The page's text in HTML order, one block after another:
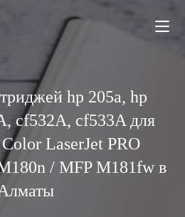
hp 205a, hp
cf532A, cf533A для
LaserJet PRO
/ MFP M181fw в